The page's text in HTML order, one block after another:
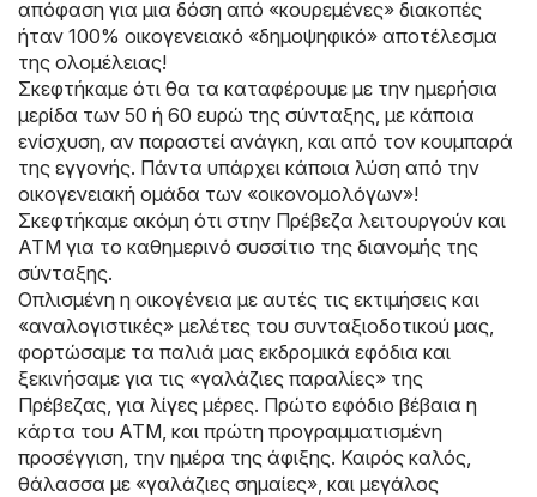
απόφαση για μια δόση από «κουρεμένες» διακοπές
ήταν 100% οικογενειακό «δημοψηφικό» αποτέλεσμα
της ολομέλειας!
Σκεφτήκαμε ότι θα τα καταφέρουμε με την ημερήσια
μερίδα των 50 ή 60 ευρώ της σύνταξης, με κάποια
ενίσχυση, αν παραστεί ανάγκη, και από τον κουμπαρά
της εγγονής. Πάντα υπάρχει κάποια λύση από την
οικογενειακή ομάδα των «οικονομολόγων»!
Σκεφτήκαμε ακόμη ότι στην Πρέβεζα λειτουργούν και
ATM για το καθημερινό συσσίτιο της διανομής της
σύνταξης.
Οπλισμένη η οικογένεια με αυτές τις εκτιμήσεις και
«αναλογιστικές» μελέτες του συνταξιοδοτικού μας,
φορτώσαμε τα παλιά μας εκδρομικά εφόδια και
ξεκινήσαμε για τις «γαλάζιες παραλίες» της
Πρέβεζας, για λίγες μέρες. Πρώτο εφόδιο βέβαια η
κάρτα του ATM, και πρώτη προγραμματισμένη
προσέγγιση, την ημέρα της άφιξης. Καιρός καλός,
θάλασσα με «γαλάζιες σημαίες», και μεγάλος